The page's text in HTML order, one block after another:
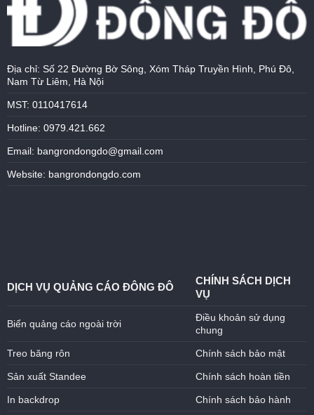
Địa chỉ: Số 22 Đường Bờ Sông, Xóm Tháp Truyền Hình, Phú Đô,
Nam Từ Liêm, Hà Nội
MST: 0110417614
Hotline: 0979.421.662
Email: bangrondongdo@gmail.com
Website: bangrondongdo.com
DỊCH VỤ QUẢNG CÁO ĐÔNG ĐÔ
CHÍNH SÁCH DỊCH
VỤ
Biển quảng cáo ngoài trời
Điều khoản sử dụng
chung
Treo băng rôn Chính sách bảo mật
Sản xuất Standee Chính sách hoàn tiền
In backdrop Chính sách bảo hành